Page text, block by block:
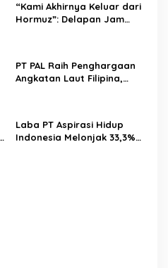
“Kami Akhirnya Keluar dari
Hormuz”: Delapan Jam
PT PAL Raih Penghargaan
Angkatan Laut Filipina,
Laba PT Aspirasi Hidup
Indonesia Melonjak 33,3%